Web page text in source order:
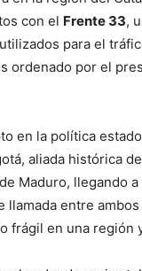
con el Frente 33,
para el
ordenado por el
en la política
aliada histórica
Maduro, llegando a
entre
frágil en una región